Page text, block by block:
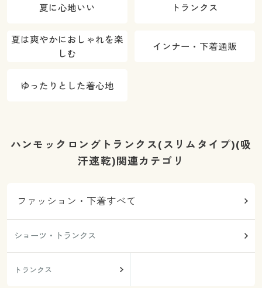
夏に心地いい トランクス
夏は爽やかにおしゃれを楽
しむ
インナー・下着通販
ゆったりとした着心地
ハンモックロングトランクス(スリムタイプ)(吸
汗速乾)関連カテゴリ
ファッション・下着すべて
ショーツ・トランクス
トランクス